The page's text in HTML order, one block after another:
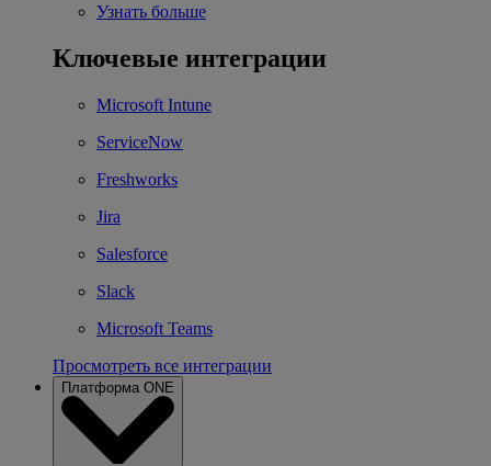
Узнать больше
Ключевые интеграции
Microsoft Intune
ServiceNow
Freshworks
Jira
Salesforce
Slack
Microsoft Teams
Просмотреть все интеграции
Платформа ONE